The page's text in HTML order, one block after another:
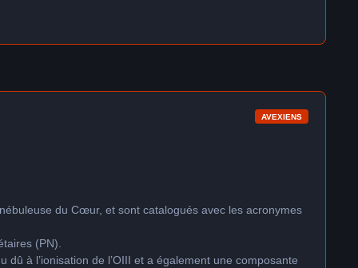
AVEXIENS
du Cœur, et sont catalogués avec les acronymes
(PN).
à l’ionisation de l’OIII et a également une composante